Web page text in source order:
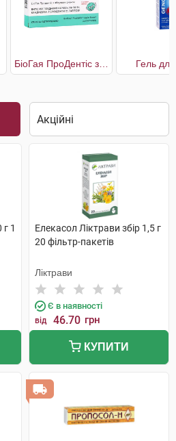
Гель
1
Елекасол Ліктрави збір 1,5 г
20 фільтр-пакетів
Ліктрави
Є в наявності
від 46.70 грн
КУПИТИ